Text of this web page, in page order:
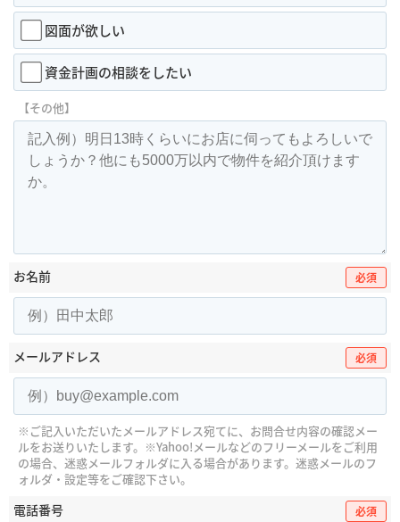
図面が欲しい
資金計画の相談をしたい
【その他】
お名前 必須
メールアドレス 必須
※ご記入いただいたメールアドレス宛てに、お問合せ内容の確認メー
ルをお送りいたします。 ※Yahoo!メールなどのフリーメールをご利用
の場合、迷惑メールフォルダに入る場合があります。 迷惑メールのフ
ォルダ・設定等をご確認下さい。
電話番号 必須